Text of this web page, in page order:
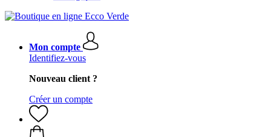
Mon compte
Identifiez-vous
Nouveau client ?
Créer un compte